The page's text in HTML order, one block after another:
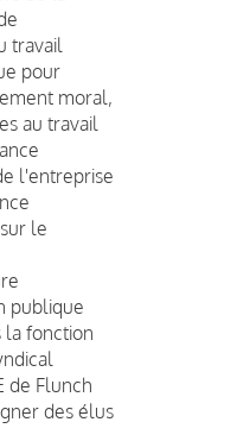
travail
pour
moral,
au travail
l'entreprise
le
publique
la fonction
de Flunch
des élus